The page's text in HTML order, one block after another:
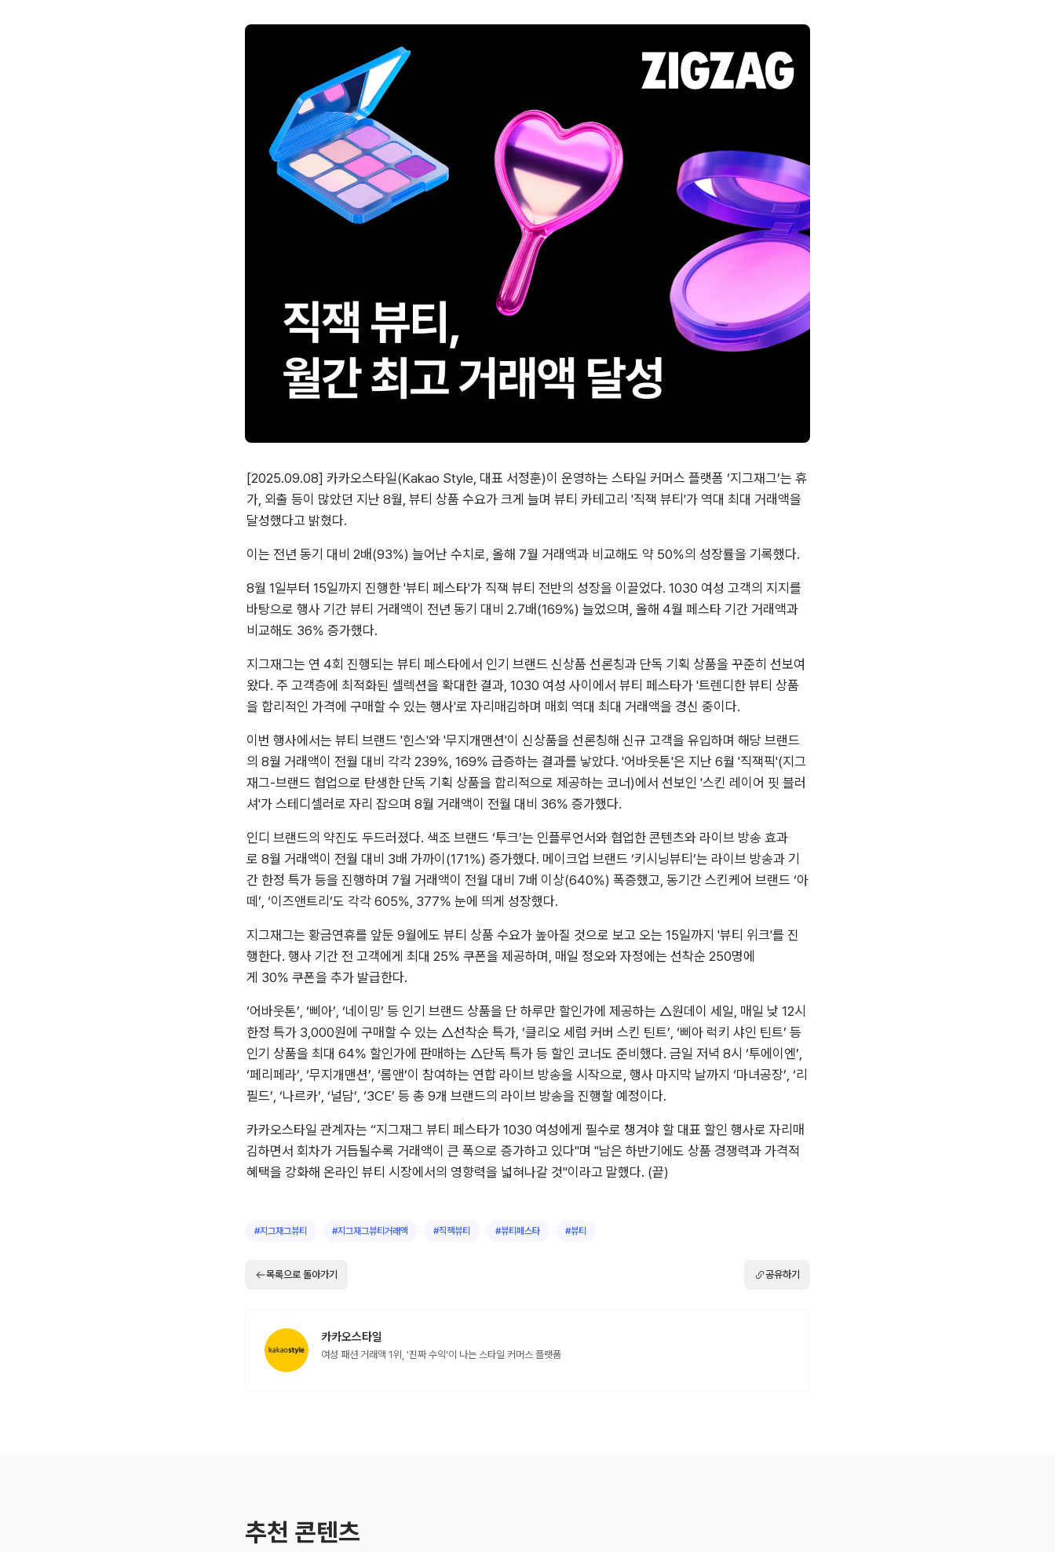
[2025.09.08] 카카오스타일(Kakao Style, 대표 서정훈)이 운영하는 스타일 커머스 플랫폼 ‘지그재그’는 휴
가, 외출 등이 많았던 지난 8월, 뷰티 상품 수요가 크게 늘며 뷰티 카테고리 '직잭 뷰티'가 역대 최대 거래액을
달성했다고 밝혔다.
이는 전년 동기 대비 2배(93%) 늘어난 수치로, 올해 7월 거래액과 비교해도 약 50%의 성장률을 기록했다.
8월 1일부터 15일까지 진행한 '뷰티 페스타'가 직잭 뷰티 전반의 성장을 이끌었다. 1030 여성 고객의 지지를
바탕으로 행사 기간 뷰티 거래액이 전년 동기 대비 2.7배(169%) 늘었으며, 올해 4월 페스타 기간 거래액과
비교해도 36% 증가했다.
지그재그는 연 4회 진행되는 뷰티 페스타에서 인기 브랜드 신상품 선론칭과 단독 기획 상품을 꾸준히 선보여
왔다. 주 고객층에 최적화된 셀렉션을 확대한 결과, 1030 여성 사이에서 뷰티 페스타가 '트렌디한 뷰티 상품
을 합리적인 가격에 구매할 수 있는 행사'로 자리매김하며 매회 역대 최대 거래액을 경신 중이다.
이번 행사에서는 뷰티 브랜드 '힌스'와 '무지개맨션'이 신상품을 선론칭해 신규 고객을 유입하며 해당 브랜드
의 8월 거래액이 전월 대비 각각 239%, 169% 급증하는 결과를 낳았다. '어바웃톤'은 지난 6월 '직잭픽'(지그
재그-브랜드 협업으로 탄생한 단독 기획 상품을 합리적으로 제공하는 코너)에서 선보인 '스킨 레이어 핏 블러
셔'가 스테디셀러로 자리 잡으며 8월 거래액이 전월 대비 36% 증가했다.
인디 브랜드의 약진도 두드러졌다. 색조 브랜드 ‘투크’는 인플루언서와 협업한 콘텐츠와 라이브 방송 효과
로 8월 거래액이 전월 대비 3배 가까이(171%) 증가했다. 메이크업 브랜드 ‘키시닝뷰티’는 라이브 방송과 기
간 한정 특가 등을 진행하며 7월 거래액이 전월 대비 7배 이상(640%) 폭증했고, 동기간 스킨케어 브랜드 ‘아
떼’, ‘이즈앤트리’도 각각 605%, 377% 눈에 띄게 성장했다.
지그재그는 황금연휴를 앞둔 9월에도 뷰티 상품 수요가 높아질 것으로 보고 오는 15일까지 '뷰티 위크'를 진
행한다. 행사 기간 전 고객에게 최대 25% 쿠폰을 제공하며, 매일 정오와 자정에는 선착순 250명에
게 30% 쿠폰을 추가 발급한다.
‘어바웃톤’, ‘삐아’, ‘네이밍’ 등 인기 브랜드 상품을 단 하루만 할인가에 제공하는 △원데이 세일, 매일 낮 12시
한정 특가 3,000원에 구매할 수 있는 △선착순 특가, ‘클리오 세럼 커버 스킨 틴트’, ‘삐아 럭키 샤인 틴트’ 등
인기 상품을 최대 64% 할인가에 판매하는 △단독 특가 등 할인 코너도 준비했다. 금일 저녁 8시 ‘투에이엔’,
‘페리페라’, ‘무지개맨션’, ‘롬앤’이 참여하는 연합 라이브 방송을 시작으로, 행사 마지막 날까지 ‘마녀공장’, ‘리
필드’, ‘나르카’, ‘널담’, ‘3CE’ 등 총 9개 브랜드의 라이브 방송을 진행할 예정이다.
카카오스타일 관계자는 “지그재그 뷰티 페스타가 1030 여성에게 필수로 챙겨야 할 대표 할인 행사로 자리매
김하면서 회차가 거듭될수록 거래액이 큰 폭으로 증가하고 있다"며 "남은 하반기에도 상품 경쟁력과 가격적
혜택을 강화해 온라인 뷰티 시장에서의 영향력을 넓혀나갈 것"이라고 말했다. (끝)
#지그재그뷰티 #지그재그뷰티거래액 #직잭뷰티 #뷰티페스타 #뷰티
목록으로 돌아가기 공유하기
카카오스타일
여성 패션 거래액 1위, '진짜 수익'이 나는 스타일 커머스 플랫폼
추천 콘텐츠